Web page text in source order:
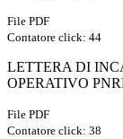
File PDF
Contatore click: 44
LETTERA DI
OPERATIVO
File PDF
Contatore click: 38